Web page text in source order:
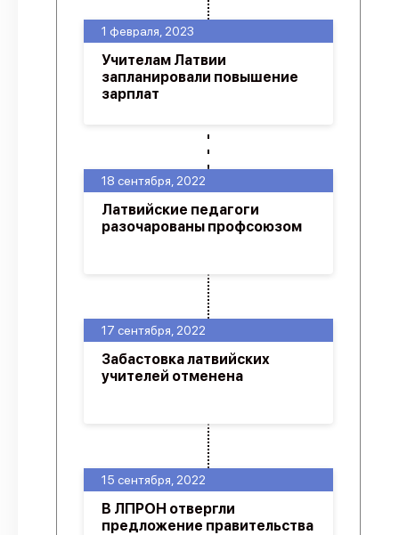
15 сентября, 2022
В ЛПРОН отвергли
предложение правительства
17 сентября, 2022
Забастовка латвийских
учителей отменена
18 сентября, 2022
Латвийские педагоги
разочарованы профсоюзом
1 февраля, 2023
Учителам Латвии
запланировали повышение
зарплат